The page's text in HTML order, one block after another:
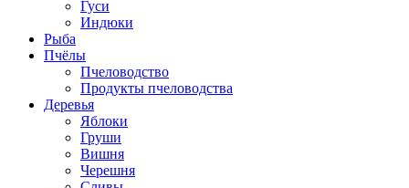
Гуси
Индюки
Рыба
Пчёлы
Пчеловодство
Продукты пчеловодства
Деревья
Яблоки
Груши
Вишня
Черешня